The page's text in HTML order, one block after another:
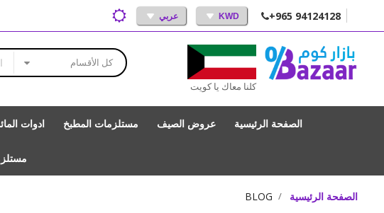
+965 94124128
KWD عربي
كلنا معاك يا كويت
كل الأقسام
الصفحة الرئيسية عروض الصيف مستلزمات المطبخ ادوات
الصفحة الرئيسية BLOG